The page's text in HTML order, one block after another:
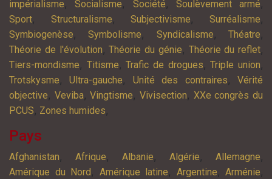
impérialisme,Socialisme, Société, Soulèvement armé,
Sport, Structuralisme,Subjectivisme,Surréalisme,
Symbiogenèse,Symbolisme, Syndicalisme,Théatre,
Théorie de l'évolution,Théorie du génie, Théorie du reflet,
Tiers-mondisme, Titisme,Trafic de drogues,Triple union,
Trotskysme,Ultra-gauche, Unité des contraires,Vérité
objective, Veviba,Vingtisme,Vivisection, XXe congrès du
PCUS, Zones humides,
Pays
Afghanistan, Afrique, Albanie, Algérie, Allemagne,
Amérique du Nord , Amérique latine, Argentine, Arménie,